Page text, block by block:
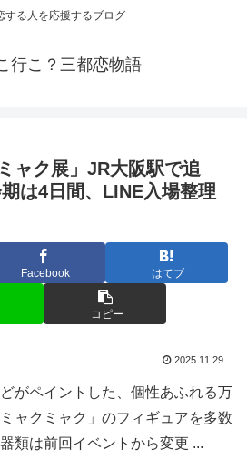
する人を応援するブログ
行こ？三都恋物語
ャク展」JR大阪駅で追
は4日間、LINE入場整理
Facebook はてブ
コピー
2025.11.29
がペイントした、個性あふれる万
ャクミャク」のフィギュアを多数
類は前回イベントから変更 ...